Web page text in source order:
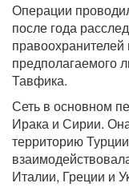
Операции
после года
предполагаемого
Тавфика.
Сеть в основном
Ирака и Сирии.
территорию
Италии, Греции и